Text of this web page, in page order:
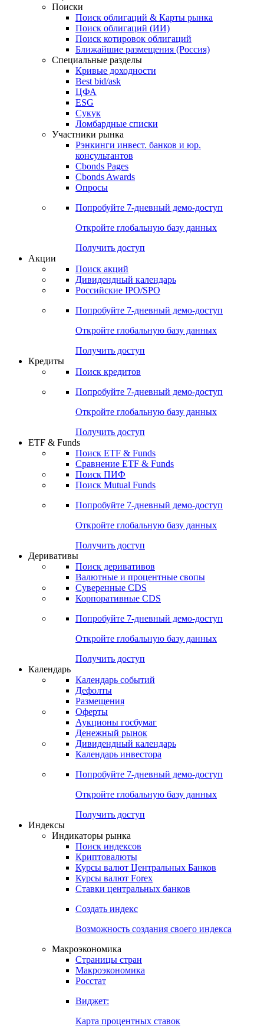
Поиски
Поиск облигаций & Карты рынка
Поиск облигаций (ИИ)
Поиск котировок облигаций
Ближайшие размещения (Россия)
Специальные разделы
Кривые доходности
Best bid/ask
ЦФА
ESG
Сукук
Ломбардные списки
Участники рынка
Рэнкинги инвест. банков и юр.
консультантов
Cbonds Pages
Cbonds Awards
Опросы
Попробуйте 7-дневный демо-доступ
Откройте глобальную базу данных
Получить доступ
Акции
Поиск акций
Дивидендный календарь
Российские IPO/SPO
Попробуйте 7-дневный демо-доступ
Откройте глобальную базу данных
Получить доступ
Кредиты
Поиск кредитов
Попробуйте 7-дневный демо-доступ
Откройте глобальную базу данных
Получить доступ
ETF & Funds
Поиск ETF & Funds
Сравнение ETF & Funds
Поиск ПИФ
Поиск Mutual Funds
Попробуйте 7-дневный демо-доступ
Откройте глобальную базу данных
Получить доступ
Деривативы
Поиск деривативов
Валютные и процентные свопы
Суверенные CDS
Корпоративные CDS
Попробуйте 7-дневный демо-доступ
Откройте глобальную базу данных
Получить доступ
Календарь
Календарь событий
Дефолты
Размещения
Оферты
Аукционы госбумаг
Денежный рынок
Дивидендный календарь
Календарь инвестора
Попробуйте 7-дневный демо-доступ
Откройте глобальную базу данных
Получить доступ
Индексы
Индикаторы рынка
Поиск индексов
Криптовалюты
Курсы валют Центральных Банков
Курсы валют Forex
Ставки центральных банков
Создать индекс
Возможность создания своего индекса
Макроэкономика
Страницы стран
Макроэкономика
Росстат
Виджет:
Карта процентных ставок